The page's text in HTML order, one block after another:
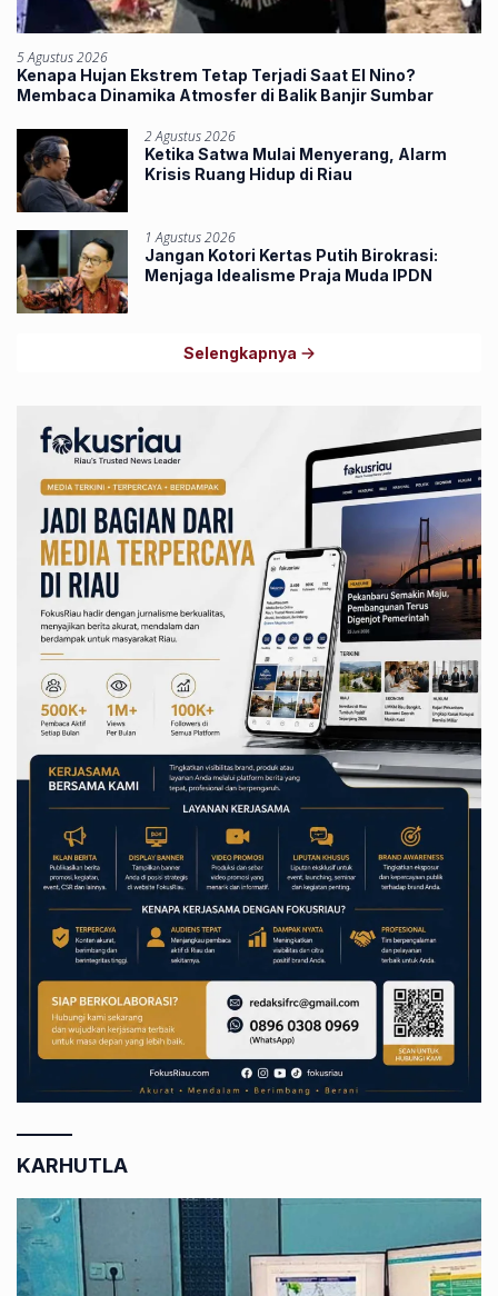
5 Agustus 2026
Kenapa Hujan Ekstrem Tetap Terjadi Saat El Nino?
Membaca Dinamika Atmosfer di Balik Banjir Sumbar
2 Agustus 2026
Ketika Satwa Mulai Menyerang, Alarm
Krisis Ruang Hidup di Riau
1 Agustus 2026
Jangan Kotori Kertas Putih Birokrasi:
Menjaga Idealisme Praja Muda IPDN
Selengkapnya
KARHUTLA